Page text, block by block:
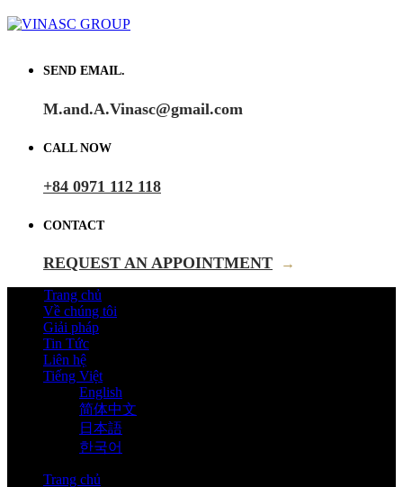
SEND EMAIL.
M.and.A.Vinasc@gmail.com
CALL NOW
+84 0971 112 118
CONTACT
REQUEST AN APPOINTMENT →
Trang chủ
Về chúng tôi
Giải pháp
Tin Tức
Liên hệ
Tiếng Việt
English
简体中文
日本語
한국어
Trang chủ